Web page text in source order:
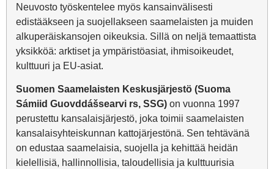
Neuvosto työskentelee myös kansainvälisesti
edistääkseen ja suojellakseen saamelaisten ja muiden
alkuperäiskansojen oikeuksia. Sillä on neljä temaattista
yksikköä: arktiset ja ympäristöasiat, ihmisoikeudet,
kulttuuri ja EU-asiat.
Suomen Saamelaisten Keskusjärjestö (Suoma
Sámiid Guovddášsearvi rs, SSG) on vuonna 1997
perustettu kansalaisjärjestö, joka toimii saamelaisten
kansalaisyhteiskunnan kattojärjestönä. Sen tehtävänä
on edustaa saamelaisia, suojella ja kehittää heidän
kielellisiä, hallinnollisia, taloudellisia ja kulttuurisia